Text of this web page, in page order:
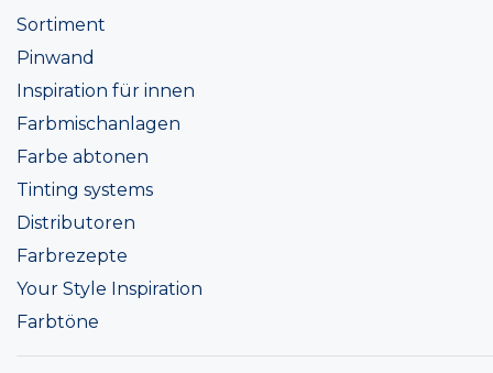
Sortiment
Pinwand
Inspiration für innen
Farbmischanlagen
Farbe abtonen
Tinting systems
Distributoren
Farbrezepte
Your Style Inspiration
Farbtöne